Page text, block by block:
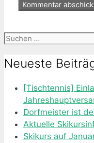
Suche
Neueste
[Tischtennis]
Dorfmeister ist
Aktuelle
Skikurs auf